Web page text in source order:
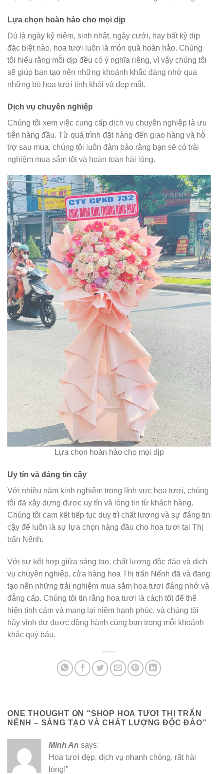
Lựa chọn hoàn hảo cho mọi dịp
Dù là ngày kỷ niệm, sinh nhật, ngày cưới, hay bất kỳ dịp
đặc biệt nào, hoa tươi luôn là món quà hoàn hảo. Chúng
tôi hiểu rằng mỗi dịp đều có ý nghĩa riêng, vì vậy chúng tôi
sẽ giúp bạn tạo nên những khoảnh khắc đáng nhớ qua
những bó hoa tươi tinh khôi và đẹp mắt.
Dịch vụ chuyên nghiệp
Chúng tôi xem việc cung cấp dịch vụ chuyên nghiệp là ưu
tiên hàng đầu. Từ quá trình đặt hàng đến giao hàng và hỗ
trợ sau mua, chúng tôi luôn đảm bảo rằng bạn sẽ có trải
nghiệm mua sắm tốt và hoàn toàn hài lòng.
Lựa chọn hoàn hảo cho mọi dịp
Uy tín và đáng tin cậy
Với nhiều năm kinh nghiệm trong lĩnh vực hoa tươi, chúng
tôi đã xây dựng được uy tín và lòng tin từ khách hàng.
Chúng tôi cam kết tiếp tục duy trì chất lượng và sự đáng tin
cậy để luôn là sự lựa chọn hàng đầu cho hoa tươi tại Thị
trấn Nếnh.
Với sự kết hợp giữa sáng tạo, chất lượng độc đáo và dịch
vụ chuyên nghiệp, cửa hàng hoa Thị trấn Nếnh đã và đang
tạo nên những trải nghiệm mua sắm hoa tươi đáng nhớ và
đẳng cấp. Chúng tôi tin rằng hoa tươi là cách tốt để thể
hiện tình cảm và mang lại niềm hạnh phúc, và chúng tôi
hãy vinh dự được đồng hành cùng bạn trong mỗi khoảnh
khắc quý báu.
ONE THOUGHT ON “SHOP HOA TƯƠI THỊ TRẤN
NẾNH – SÁNG TẠO VÀ CHẤT LƯỢNG ĐỘC ĐÁO”
Minh An says:
Hoa tươi đẹp, dịch vụ nhanh chóng, rất hài
lòng!”